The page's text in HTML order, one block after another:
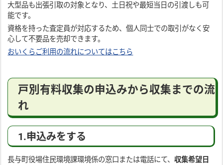
大型品も出張引取の対象となり、土日祝や最短当日の引渡しも可
能です。
資格を持った査定員が対応するため、個人同士での取引がなく安
心して不要品を売却できます。
おいくらご利用の流れについてはこちら
戸別有料収集の申込みから収集までの流
れ
1.申込みをする
長与町役場住民環境課環境係の窓口または電話にて、収集希望日